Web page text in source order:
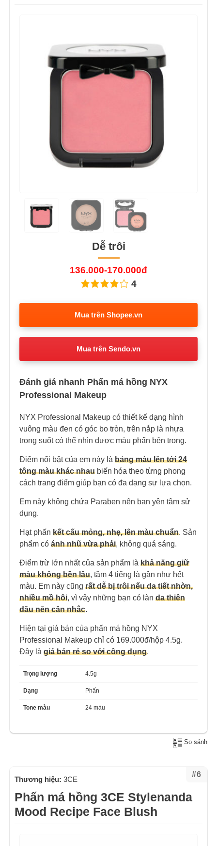
Dễ trôi
136.000-170.000đ
4
Mua trên Shopee.vn
Mua trên Sendo.vn
Đánh giá nhanh Phấn má hồng NYX
Professional Makeup
NYX Professional Makeup có thiết kế dạng hình
vuông màu đen có góc bo tròn, trên nắp là nhựa
trong suốt có thể nhìn được màu phấn bên trong.
Điểm nổi bật của em này là bảng màu lên tới 24
tông màu khác nhau biến hóa theo từng phong
cách trang điểm giúp bạn có đa dạng sự lựa chọn.
Em này không chứa Paraben nên bạn yên tâm sử
dụng.
Hạt phấn kết cấu mỏng, nhẹ, lên màu chuẩn. Sản
phẩm có ánh nhũ vừa phải, không quá sáng.
Điểm trừ lớn nhất của sản phẩm là khả năng giữ
màu không bền lâu, tầm 4 tiếng là gần như hết
màu. Em này cũng rất dễ bị trôi nếu da tiết nhờn,
nhiều mồ hôi, vì vậy những bạn có làn da thiên
dầu nên cân nhắc.
Hiện tại giá bán của phấn má hồng NYX
Professional Makeup chỉ có 169.000đ/hộp 4.5g.
Đây là giá bán rẻ so với công dụng.
Trọng lượng 4.5g
Dạng Phấn
Tone màu 24 màu
So sánh
#6
Thương hiệu: 3CE
Phấn má hồng 3CE Stylenanda
Mood Recipe Face Blush